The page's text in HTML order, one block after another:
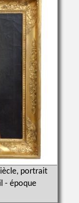
portrait
- époque